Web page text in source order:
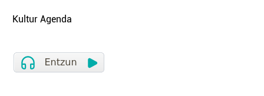
Kultur Agenda